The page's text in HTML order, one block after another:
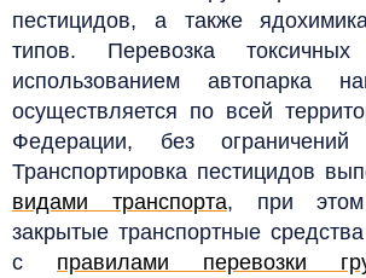
пестицидов, а также
типов. Перевозка
использованием автопарка
осуществляется по всей
Федерации, без
Транспортировка пестицидов
видами транспорта, при этом
закрытые транспортные
с правилами перевозки